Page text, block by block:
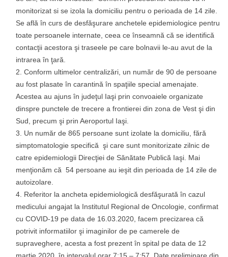
monitorizat si se izola la domiciliu pentru o perioada de 14 zile.
Se află în curs de desfăşurare anchetele epidemiologice pentru
toate persoanele internate, ceea ce înseamnă că se identifică
contacţii acestora şi traseele pe care bolnavii le-au avut de la
intrarea în ţară.
Conform ultimelor centralizări, un număr de 90 de persoane
au fost plasate în carantină în spaţiile special amenajate.
Acestea au ajuns în judeţul Iaşi prin convoaiele organizate
dinspre punctele de trecere a frontierei din zona de Vest şi din
Sud, precum şi prin Aeroportul Iaşi.
Un număr de 865 persoane sunt izolate la domiciliu, fără
simptomatologie specifică şi care sunt monitorizate zilnic de
catre epidemiologii Direcţiei de Sănătate Publică Iaşi. Mai
menţionăm că 54 persoane au ieşit din perioada de 14 zile de
autoizolare.
Referitor la ancheta epidemiologică desfăşurată în cazul
medicului angajat la Institutul Regional de Oncologie, confirmat
cu COVID-19 pe data de 16.03.2020, facem precizarea că
potrivit informatiilor şi imaginilor de pe camerele de
supraveghere, acesta a fost prezent în spital pe data de 12